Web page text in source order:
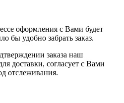
оформления с Вами будет
бы удобно забрать заказ.
заказа наш
доставки, согласует с Вами
отслеживания.